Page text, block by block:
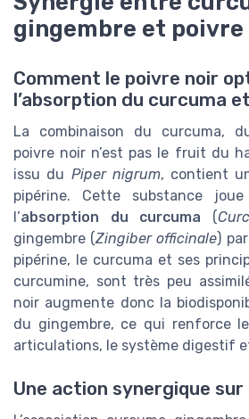
gingembre et poivre
Comment le poivre noir
l’absorption du curcuma
La combinaison du curcuma,
poivre noir n’est pas le fruit du
issu du Piper nigrum, contient
pipérine. Cette substance
l’absorption du curcuma (
gingembre (Zingiber officinale)
pipérine, le curcuma et ses
curcumine, sont très peu
noir augmente donc la
du gingembre, ce qui renforce
articulations, le système digestif
Une action synergique sur